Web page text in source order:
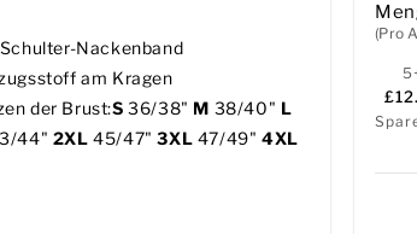
Nackenband
am Kragen
der Brust:S 36/38" M 38/40" L
44" 2XL 45/47"3XL 47/49" 4XL
(Pro